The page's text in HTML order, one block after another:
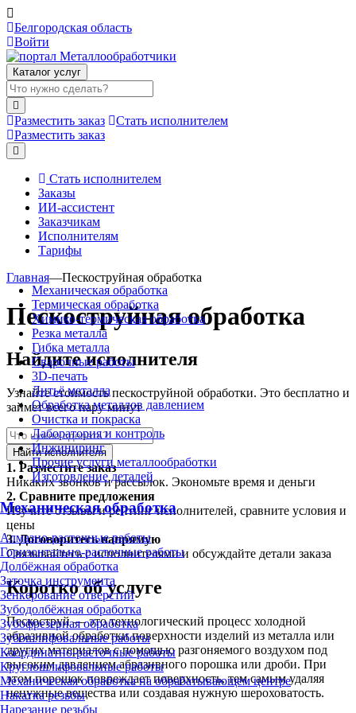
Белгородская область
Войти
Каталог услуг
Разместить заказ
Стать исполнителем
Разместить заказ
Стать исполнителем
Заказы
ИИ-ассистент
Заказчикам
Исполнителям
Тарифы
Механическая обработка
Термическая обработка
Химико-термическая обработка
Резка металла
Гибка металла
Сварочные работы
3D-печать
Литьё металла
Обработка металлов давлением
Очистка и покраска
Лаборатория и контроль
Инжиниринг
Прочие услуги металлообработки
Изготовление деталей
Механическая обработка
Алмазно-расточные работы
Горизонтально-расточные работы
Долбёжная обработка
Заточка инструмента
Зенкерование отверстий
Зубодолбёжная обработка
Зубофрезерная обработка
Зубошлифовальные работы
Координатно-расточные работы
Круглошлифовальные работы
Механическая обработка на обрабатывающем центре
Накатка резьбы
Нарезание резьбы
Главная—Пескоструйная обработка
Пескоструйная обработка
Найдите исполнителя
Узнайте стоимость пескоструйной обработки. Это бесплатно и
займет всего пару минут
Найти исполнителя
1. Разместите заказ
Никаких звонков и рассылок. Экономьте время и деньги
2. Сравните предложения
Изучите отзывы и рейтинг исполнителей, сравните условия и
цены
3.Договоритесь напрямую
Связывайтесь с исполнителями и обсуждайте детали заказа
Коротко об услуге
Пескоструй — это технологический процесс холодной
абразивной обработки поверхности изделий из металла или
других материалов с помощью разгоняемого воздухом под
высоким давлением абразивного порошка или дроби. При
этом порошок повреждает поверхность, тем самым удаляя
ненужные вещества или создавая нужную шероховатость.